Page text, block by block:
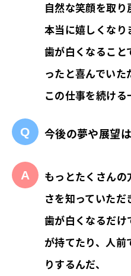
自然な笑顔を取
本当に嬉しくなり
歯が白くなること
ったと喜んでいた
この仕事を続ける
今後の夢や展望
もっとたくさん
さを知っていただ
歯が白くなるだけ
が持てたり、人前
りするんだ、